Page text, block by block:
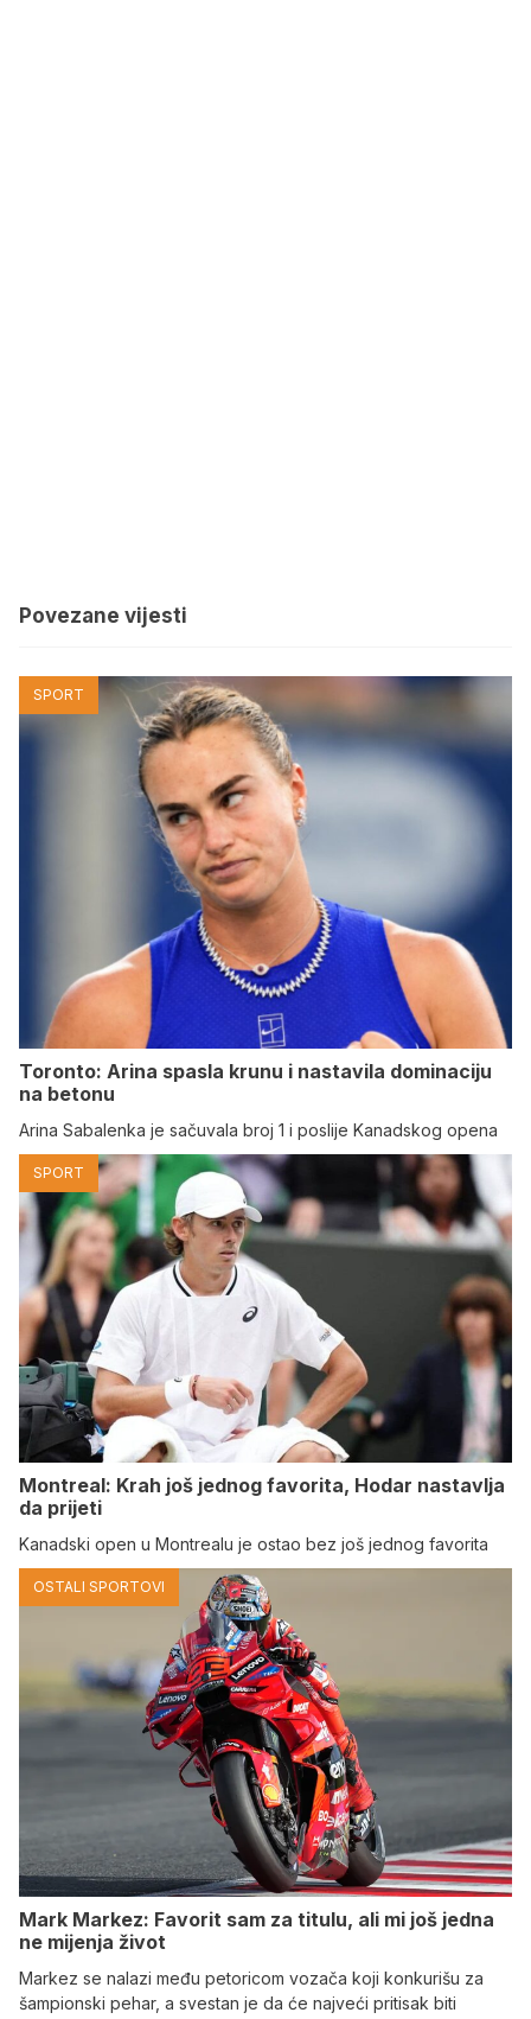
Povezane vijesti
SPORT
Toronto: Arina spasla krunu i nastavila dominaciju
na betonu
Arina Sabalenka je sačuvala broj 1 i poslije Kanadskog opena
SPORT
Montreal: Krah još jednog favorita, Hodar nastavlja
da prijeti
Kanadski open u Montrealu je ostao bez još jednog favorita
OSTALI SPORTOVI
Mark Markez: Favorit sam za titulu, ali mi još jedna
ne mijenja život
Markez se nalazi među petoricom vozača koji konkurišu za
šampionski pehar, a svestan je da će najveći pritisak biti